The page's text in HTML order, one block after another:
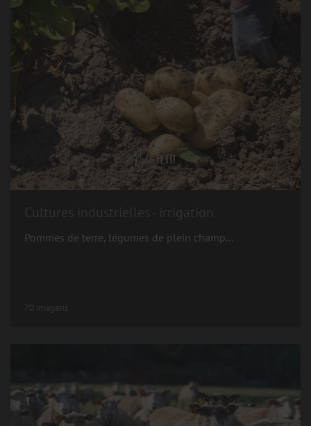
Pommes de terre, légumes de plein champ...
70 imagens